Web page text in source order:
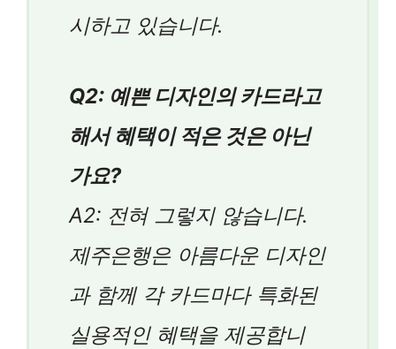
시하고 있습니다.
Q2: 예쁜 디자인의 카드라고
해서 혜택이 적은 것은 아닌
가요?
A2: 전혀 그렇지 않습니다.
제주은행은 아름다운 디자인
과 함께 각 카드마다 특화된
실용적인 혜택을 제공합니